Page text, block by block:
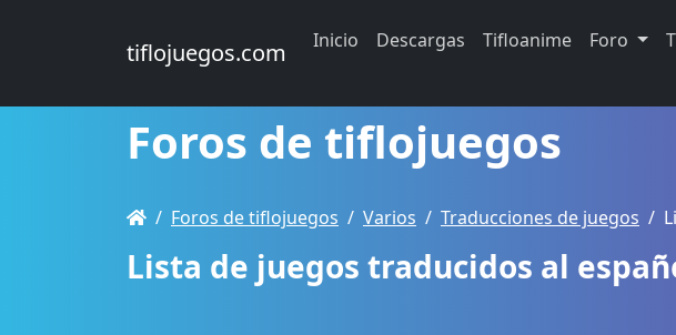
tiflojuegos.com Inicio Descargas Tifloanime Foro
Foros de tiflojuegos
Foros de tiflojuegos Varios Traducciones de juegos
Lista de juegos traducidos al